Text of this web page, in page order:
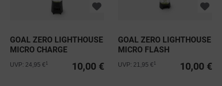
GOAL ZERO LIGHTHOUSE
MICRO CHARGE
10,00 €
UVP: 24,95 €
GOAL ZERO LIGHTHOUSE
MICRO FLASH
10,00 €
UVP: 21,95 €